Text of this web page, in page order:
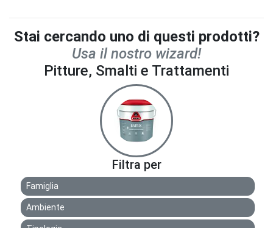
Stai cercando uno di questi prodotti?
Usa il nostro wizard!
Pitture, Smalti e Trattamenti
Filtra per
Famiglia
Ambiente